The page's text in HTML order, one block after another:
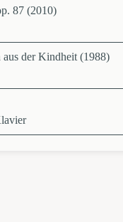
87 (2010)
der Kindheit (1988)